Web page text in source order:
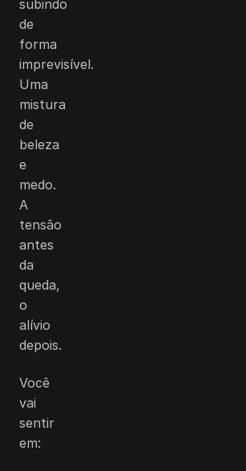
subindo
de
forma
imprevisível.
Uma
mistura
de
beleza
e
medo.
A
tensão
antes
da
queda,
o
alívio
depois.
Você
vai
sentir
em: